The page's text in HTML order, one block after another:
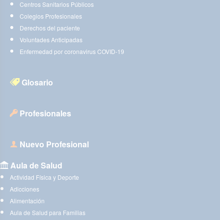
Centros Sanitarios Públicos
Colegios Profesionales
Derechos del paciente
Voluntades Anticipadas
Enfermedad por coronavirus COVID-19
Glosario
Profesionales
Nuevo Profesional
Aula de Salud
Actividad Física y Deporte
Adicciones
Alimentación
Aula de Salud para Familias